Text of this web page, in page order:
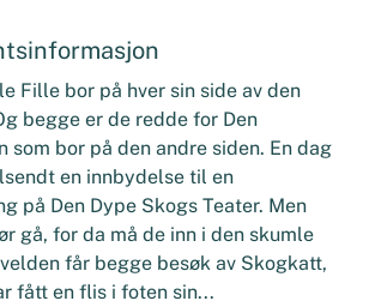
Fille bor på hver sin side av den
begge er de redde for Den
som bor på den andre siden. En dag
en innbydelse til en
på Den Dype Skogs Teater. Men
gå, for da må de inn i den skumle
får begge besøk av Skogkatt,
fått en flis i foten sin...